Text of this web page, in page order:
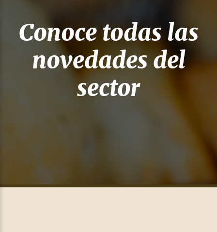
Conoce todas las
novedades del
sector